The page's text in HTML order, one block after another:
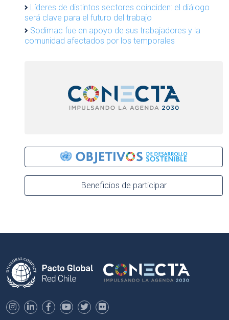
Líderes de distintos sectores coinciden: el diálogo
será clave para el futuro del trabajo
Sodimac fue en apoyo de sus trabajadores y la
comunidad afectados por los temporales
Beneficios de participar